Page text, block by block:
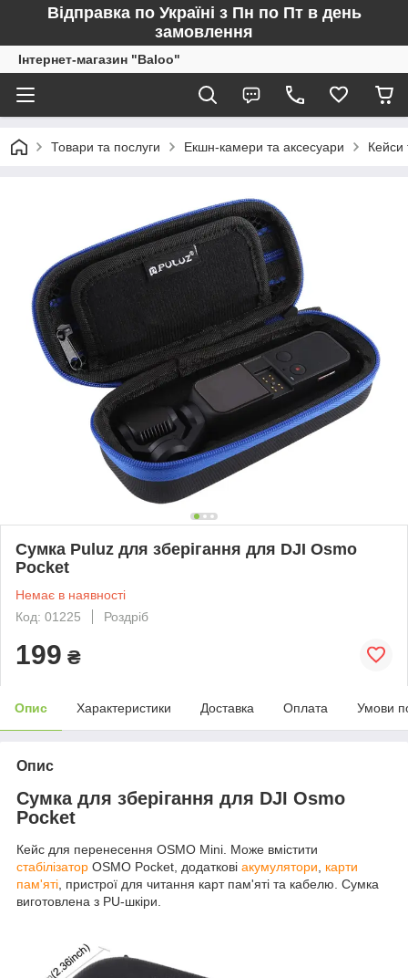
Відправка по Україні з Пн по Пт в день
замовлення
Інтернет-магазин "Baloo"
Товари та послуги Екшн-камери та аксесуари Кейси
Сумка Puluz для зберігання для DJI Osmo
Pocket
Немає в наявності
Код: 01225
Роздріб
199 ₴
Опис Характеристики Доставка Оплата Умови
Опис
Сумка для зберігання для DJI Osmo
Pocket
Кейс для перенесення OSMO Mini. Може вмістити
стабілізатор OSMO Pocket, додаткові акумулятори, карти
пам'яті, пристрої для читання карт пам'яті та кабелю. Сумка
виготовлена з PU-шкіри.